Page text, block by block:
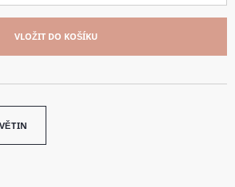
VLOŽIT DO KOŠÍKU